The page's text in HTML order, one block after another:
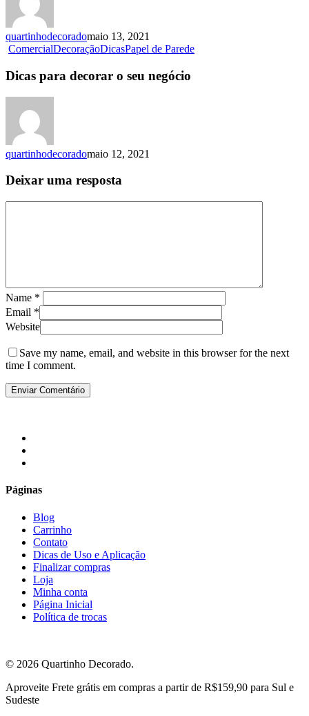
quartinhodecoradomaio 13, 2021
ComercialDecoraçãoDicasPapel de Parede
Dicas para decorar o seu negócio
quartinhodecoradomaio 12, 2021
Deixar uma resposta
Name *
Email *
Website
Save my name, email, and website in this browser for the next
time I comment.
Páginas
Blog
Carrinho
Contato
Dicas de Uso e Aplicação
Finalizar compras
Loja
Minha conta
Página Inicial
Política de trocas
© 2026 Quartinho Decorado.
Close
Menu
Aproveite Frete grátis em compras a partir de R$159,90 para Sul e
Sudeste